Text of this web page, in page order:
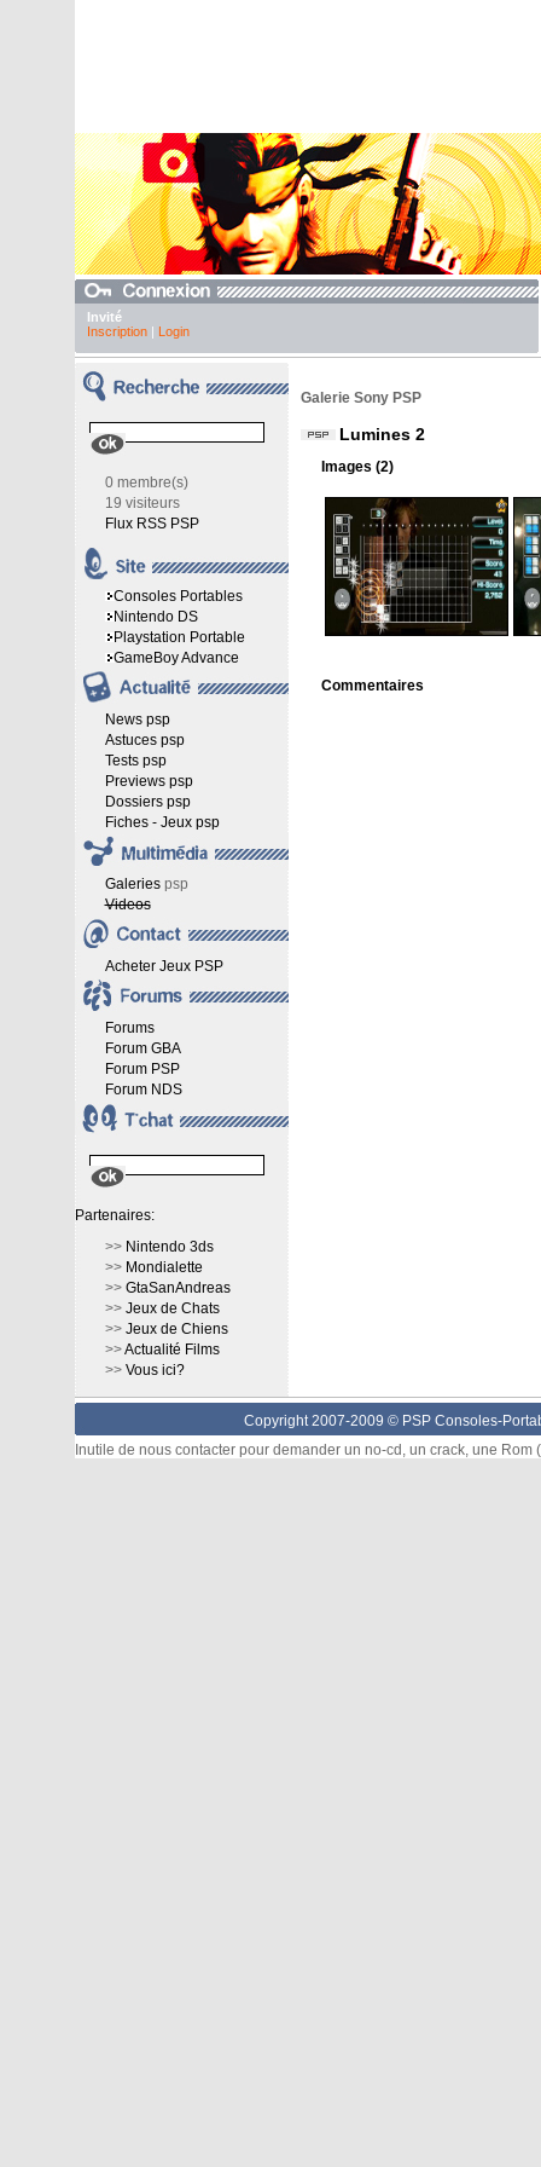
Invité
Inscription| Login
0 membre(s)
19 visiteurs
Flux RSS PSP
Consoles Portables
Nintendo DS
Playstation Portable
GameBoy Advance
News psp
Astuces psp
Tests psp
Previews psp
Dossiers psp
Fiches - Jeux psp
Galeriespsp
Videos
Acheter Jeux PSP
Forums
Forum GBA
Forum PSP
Forum NDS
Partenaires:
>> Nintendo 3ds
>> Mondialette
>> GtaSanAndreas
>> Jeux de Chats
>> Jeux de Chiens
>>Actualité Films
>> Vous ici?
Galerie Sony PSP
Lumines 2
Images (2)
Commentaires
Copyright 2007-2009 © PSP Consoles-
Inutile de nous contacter pour demander un no-cd, un crack, une